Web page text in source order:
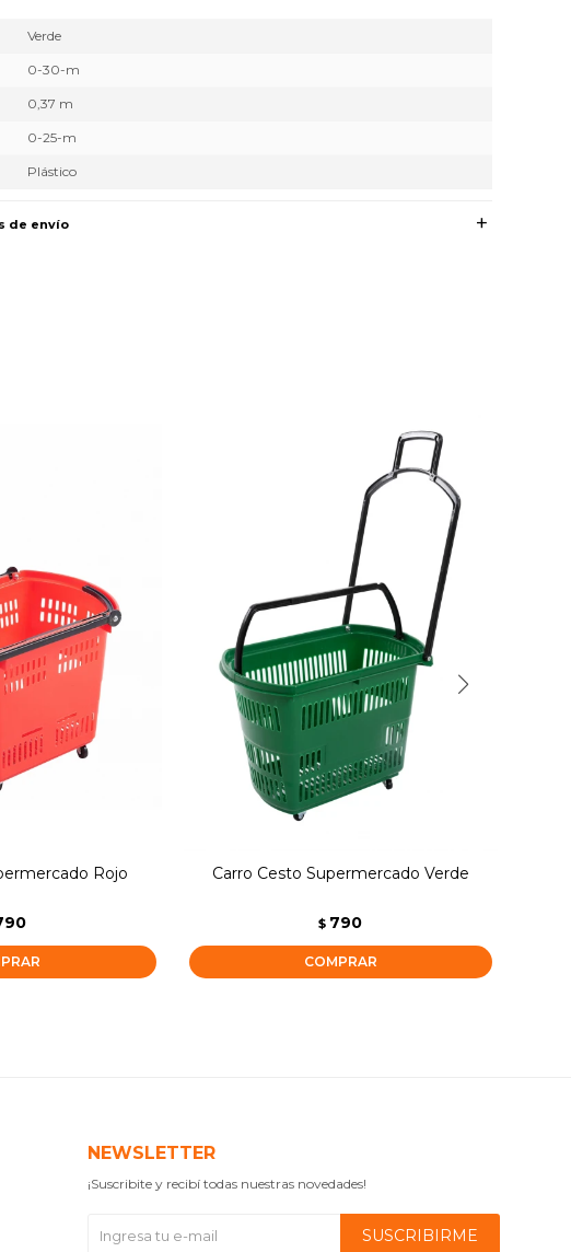
Verde
0-30-m
0,37 m
0-25-m
Plástico
de envío
Rojo Carro Cesto Supermercado Verde
$ 790
NEWSLETTER
¡Suscribite y recibí todas nuestras novedades!
SUSCRIBIRME